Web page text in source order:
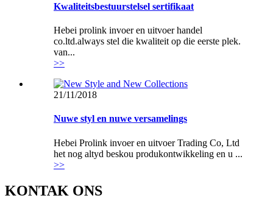
Kwaliteitsbestuurstelsel sertifikaat
Hebei prolink invoer en uitvoer handel
co.ltd.always stel die kwaliteit op die eerste plek.
van...
>>
21/11/2018
Nuwe styl en nuwe versamelings
Hebei Prolink invoer en uitvoer Trading Co, Ltd
het nog altyd beskou produkontwikkeling en u ...
>>
KONTAK ONS